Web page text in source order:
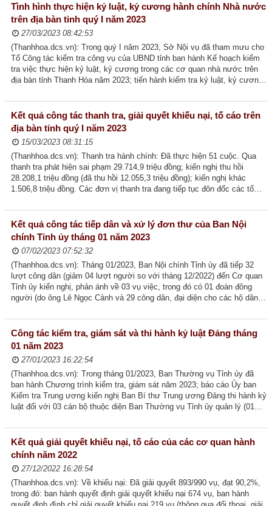
Tình hình thực hiện kỷ luật, kỷ cương hành chính Nhà nước
trên địa bàn tỉnh quý I năm 2023
27/03/2023 08:42:53
(Thanhhoa.dcs.vn): Trong quý I năm 2023, Sở Nội vụ đã tham mưu cho
Tổ Công tác kiểm tra công vụ của UBND tỉnh ban hành Kế hoạch kiểm
tra việc thực hiện kỷ luật, kỷ cương trong các cơ quan nhà nước trên
địa bàn tỉnh Thanh Hóa năm 2023; tiến hành kiểm tra kỷ luật, kỷ cương
Kết quả công tác thanh tra, giải quyết khiếu nại, tố cáo trên
địa bàn tỉnh quý I năm 2023
15/03/2023 08:31:15
(Thanhhoa.dcs.vn): Thanh tra hành chính: Đã thực hiện 51 cuộc. Qua
thanh tra phát hiện sai phạm 29.714,9 triệu đồng; kiến nghị thu hồi
28.208,1 triệu đồng (đã thu hồi 12.055,3 triệu đồng); kiến nghị khác
1.506,8 triệu đồng. Các đơn vị thanh tra đang tiếp tục đôn đốc các tổ
Kết quả công tác tiếp dân và xử lý đơn thư của Ban Nội
chính Tỉnh ủy tháng 01 năm 2023
07/02/2023 07:52:32
(Thanhhoa.dcs.vn): Tháng 01/2023, Ban Nội chính Tỉnh ủy đã tiếp 32
lượt công dân (giảm 04 lượt người so với tháng 12/2022) đến Cơ quan
Tỉnh ủy kiến nghị, phản ánh về 03 vụ việc, trong đó có 01 đoàn đông
người (do ông Lê Ngọc Cảnh và 29 công dân, đại diện cho các hộ dân
Công tác kiểm tra, giám sát và thi hành kỷ luật Đảng tháng
01 năm 2023
27/01/2023 16:22:54
(Thanhhoa.dcs.vn): Trong tháng 01/2023, Ban Thường vụ Tỉnh ủy đã
ban hành Chương trình kiểm tra, giám sát năm 2023; báo cáo Ủy ban
Kiểm tra Trung ương kiến nghị Ban Bí thư Trung ương Đảng thi hành kỷ
luật đối với 03 cán bộ thuộc diện Ban Thường vụ Tỉnh ủy quản lý (01
Kết quả giải quyết khiếu nại, tố cáo của các cơ quan hành
chính năm 2022
27/12/2022 16:28:54
(Thanhhoa.dcs.vn): Về khiếu nại: Đã giải quyết 893/990 vụ, đạt 90,2%,
trong đó: ban hành quyết định giải quyết khiếu nại 674 vụ, ban hành